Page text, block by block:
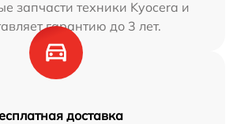
запчасти техники Kyocera и
гарантию до 3 лет.
доставка